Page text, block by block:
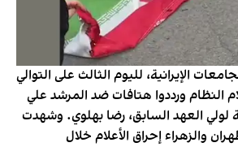
الإيرانية، لليوم الثالث على التوالي
النظام ورددوا هتافات ضد المرشد علي
لولي العهد السابق، رضا بهلوي. وشهدت
والزهراء إحراق الأعلام خلال